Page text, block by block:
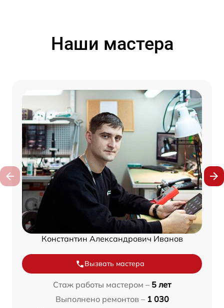
Наши мастера
Константин Александрович Иванов
Вызвать мастера
Стаж работы мастером – 5 лет
Выполнено ремонтов – 1 030